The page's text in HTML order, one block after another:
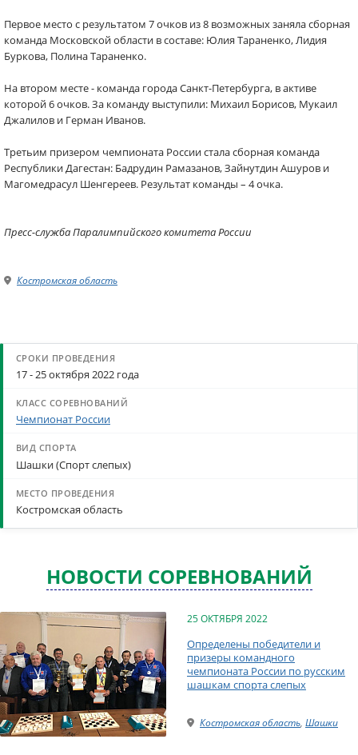
Первое место с результатом 7 очков из 8 возможных заняла сборная
команда Московской области в составе: Юлия Тараненко, Лидия
Буркова, Полина Тараненко.
На втором месте - команда города Санкт-Петербурга, в активе
которой 6 очков. За команду выступили: Михаил Борисов, Мукаил
Джалилов и Герман Иванов.
Третьим призером чемпионата России стала сборная команда
Республики Дагестан: Бадрудин Рамазанов, Зайнутдин Ашуров и
Магомедрасул Шенгереев. Результат команды – 4 очка.
Пресс-служба Паралимпийского комитета России
Костромская область
17 - 25 октября 2022 года
Чемпионат России
Шашки (Спорт слепых)
Костромская область
НОВОСТИ СОРЕВНОВАНИЙ
25 ОКТЯБРЯ 2022
Определены победители и
призеры командного
чемпионата России по русским
шашкам спорта слепых
Костромская область, Шашки